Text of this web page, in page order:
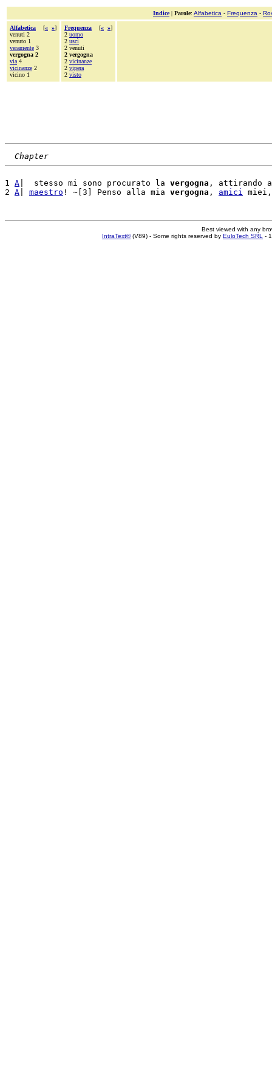
Indice| Parole: Alfabetica - Frequenza -
Alfabetica [« »]
venuti 2
venuto 1
veramente 3
vergogna 2
via 4
vicinanze 2
vicino 1
Frequenza [« »]
2 uomo
2 uscì
2 venuti
2 vergogna
2 vicinanze
2 vipera
2 visto
Chapter
1 A |  stesso mi sono procurato la vergogna , attirando
2 A maestro ! ~[3] Penso alla mia vergogna , amici
Best viewed with any
IntraText®(V89) - Some rights reserved by EuloTech SRL -